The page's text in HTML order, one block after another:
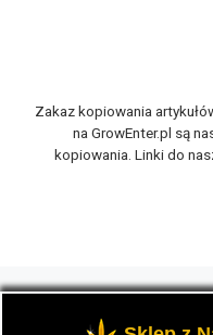
Zakaz kopiowania
na GrowEnter.pl są
kopiowania. Linki do
GrowEnter to strona o